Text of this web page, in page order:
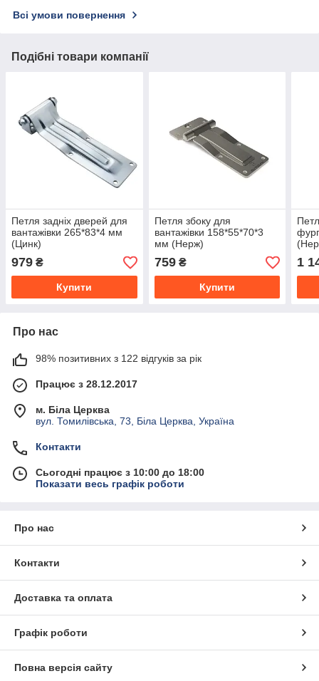
Всі умови повернення
Подібні товари компанії
Петля задніх дверей для
вантажівки 265*83*4 мм
(Цинк)
979 ₴
Купити
Петля збоку для
вантажівки 158*55*70*3
мм (Нерж)
759₴
Купити
1
Про нас
98% позитивних з 122 відгуків за рік
Працює з 28.12.2017
м. Біла Церква
вул. Томилівська, 73, Біла Церква, Україна
Контакти
Сьогодні працює з 10:00 до 18:00
Показати весь графік роботи
Про нас
Контакти
Доставка та оплата
Графік роботи
Повна версія сайту